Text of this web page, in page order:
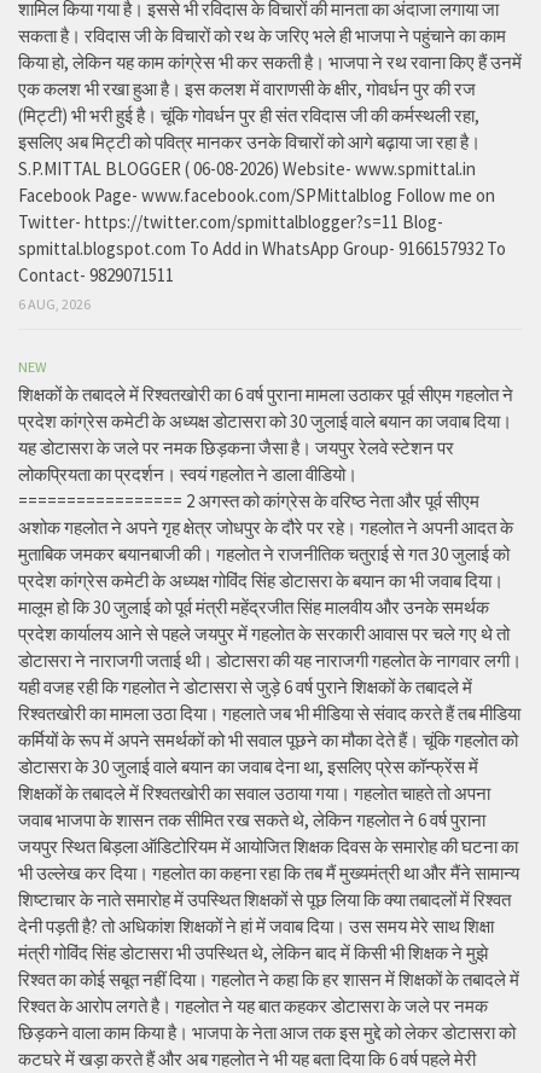
शामिल किया गया है। इससे भी रविदास के विचारों की मानता का अंदाजा लगाया जा
सकता है। रविदास जी के विचारों को रथ के जरिए भले ही भाजपा ने पहुंचाने का काम
किया हो, लेकिन यह काम कांग्रेस भी कर सकती है। भाजपा ने रथ रवाना किए हैं उनमें
एक कलश भी रखा हुआ है। इस कलश में वाराणसी के क्षीर, गोवर्धन पुर की रज
(मिट्टी) भी भरी हुई है। चूंकि गोवर्धन पुर ही संत रविदास जी की कर्मस्थली रहा,
इसलिए अब मिट्टी को पवित्र मानकर उनके विचारों को आगे बढ़ाया जा रहा है।
S.P.MITTAL BLOGGER ( 06-08-2026) Website- www.spmittal.in
Facebook Page- www.facebook.com/SPMittalblog Follow me on
Twitter- https://twitter.com/spmittalblogger?s=11 Blog-
spmittal.blogspot.com To Add in WhatsApp Group- 9166157932 To
Contact- 9829071511
6 AUG, 2026
NEW
शिक्षकों के तबादले में रिश्वतखोरी का 6 वर्ष पुराना मामला उठाकर पूर्व सीएम गहलोत ने
प्रदेश कांग्रेस कमेटी के अध्यक्ष डोटासरा को 30 जुलाई वाले बयान का जवाब दिया।
यह डोटासरा के जले पर नमक छिड़कना जैसा है। जयपुर रेलवे स्टेशन पर
लोकप्रियता का प्रदर्शन। स्वयं गहलोत ने डाला वीडियो।
================= 2 अगस्त को कांग्रेस के वरिष्ठ नेता और पूर्व सीएम
अशोक गहलोत ने अपने गृह क्षेत्र जोधपुर के दौरे पर रहे। गहलोत ने अपनी आदत के
मुताबिक जमकर बयानबाजी की। गहलोत ने राजनीतिक चतुराई से गत 30 जुलाई को
प्रदेश कांग्रेस कमेटी के अध्यक्ष गोविंद सिंह डोटासरा के बयान का भी जवाब दिया।
मालूम हो कि 30 जुलाई को पूर्व मंत्री महेंद्रजीत सिंह मालवीय और उनके समर्थक
प्रदेश कार्यालय आने से पहले जयपुर में गहलोत के सरकारी आवास पर चले गए थे तो
डोटासरा ने नाराजगी जताई थी। डोटासरा की यह नाराजगी गहलोत के नागवार लगी।
यही वजह रही कि गहलोत ने डोटासरा से जुड़े 6 वर्ष पुराने शिक्षकों के तबादले में
रिश्वतखोरी का मामला उठा दिया। गहलाते जब भी मीडिया से संवाद करते हैं तब मीडिया
कर्मियों के रूप में अपने समर्थकों को भी सवाल पूछने का मौका देते हैं। चूंकि गहलोत को
डोटासरा के 30 जुलाई वाले बयान का जवाब देना था, इसलिए प्रेस कॉन्फ्रेंस में
शिक्षकों के तबादले में रिश्वतखोरी का सवाल उठाया गया। गहलोत चाहते तो अपना
जवाब भाजपा के शासन तक सीमित रख सकते थे, लेकिन गहलोत ने 6 वर्ष पुराना
जयपुर स्थित बिड़ला ऑडिटोरियम में आयोजित शिक्षक दिवस के समारोह की घटना का
भी उल्लेख कर दिया। गहलोत का कहना रहा कि तब मैं मुख्यमंत्री था और मैंने सामान्य
शिष्टाचार के नाते समारोह में उपस्थित शिक्षकों से पूछ लिया कि क्या तबादलों में रिश्वत
देनी पड़ती है? तो अधिकांश शिक्षकों ने हां में जवाब दिया। उस समय मेरे साथ शिक्षा
मंत्री गोविंद सिंह डोटासरा भी उपस्थित थे, लेकिन बाद में किसी भी शिक्षक ने मुझे
रिश्वत का कोई सबूत नहीं दिया। गहलोत ने कहा कि हर शासन में शिक्षकों के तबादले में
रिश्वत के आरोप लगते है। गहलोत ने यह बात कहकर डोटासरा के जले पर नमक
छिड़कने वाला काम किया है। भाजपा के नेता आज तक इस मुद्दे को लेकर डोटासरा को
कटघरे में खड़ा करते हैं और अब गहलोत ने भी यह बता दिया कि 6 वर्ष पहले मेरी